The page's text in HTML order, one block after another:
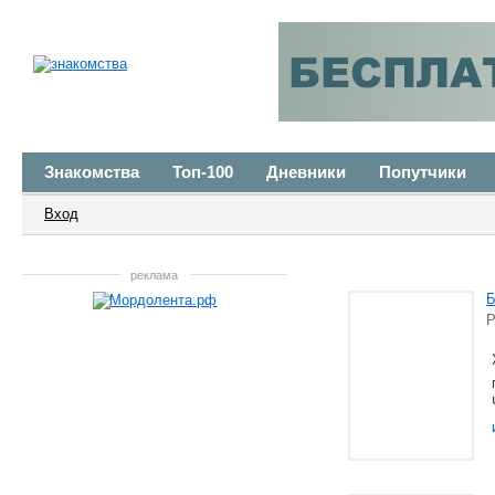
Знакомства Топ-100 Дневники Попутчики
Вход
реклама